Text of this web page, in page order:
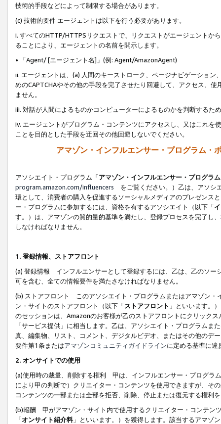
技術的手段などによって制限する場合があります。
(c) 技術的要件 エージェントは以下を行う必要があります。
i. すべてのHTTP/HTTPSリクエストで、リクエストがエージェントか
ることにより、エージェントの名前を開示します。
• 「Agent/ [エージェント名]」(例: Agent/AmazonAgent)
ii. エージェントは、(a) 人間のキーストローク、ページナビゲーショ
めのCAPTCHAやその他の手段を完了させたり回避して、アクセス、
ません。
iii. 対話が人間によるものかコンピューターによるものかを判断するた
iv. エージェントがプログラム・コンテンツにアクセスし、又はこれ
ことを目的とした手段を迂回その他回避しないでください。
アマゾン・インフルエンサー・プログラム・
アソシエイト・プログラム「アマゾン・インフルエンサー・プログラム
program.amazon.com/influencers をご覧ください。）乙は、アソシ
環として、消費者の購入を促進するソーシャルメディアのプレゼンス
ー・プログラムに参加するには、資格を有するアソシエイト（以下「
す。）は、アマゾンの質的量的基準を満たし、登録プロセスを完了し、
しなければなりません。
1. 登録情報、ストアフロント
(a) 登録情報 インフルエンサーとして登録するには、乙は、乙のソー
可を含む、全ての情報要件を満たさなければなりません。
(b) ストアフロント このアソシエイト・プログラムまたはアマゾン・
ン・サイトのストアフロント（以下「ストアフロント 」といいます。
のセッションは、Amazonのお客様が乙のストアフロントにクリック
「サービス提供」に相当します。乙は、アソシエイト・プログラム
真、編集物、リスト、コメント、デジタルビデオ、またはその他のデ
要件第1条またはアマゾンコミュニティガイドラインに定める基準に違
2. オンサイトでの使用
(a)使用時の裁量、削除する権利 甲は、インフルエンサー・プログラ
により甲の判断で）クリエイター・コンテンツを使用できますが、そ
コンテンツの一部または全部を拒否、削除、停止または復元する権利
(b)報酬 甲がアマゾン・サイト内で使用するクリエイター・コンテン
「オンサイト紹介料」といいます。）を獲得します。該当するアマゾ